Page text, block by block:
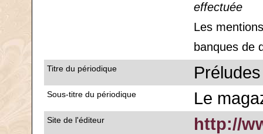
effectuée
Les
banques de
Titre du périodique Préludes
Sous-titre du périodique Le
Site de l'éditeur http://